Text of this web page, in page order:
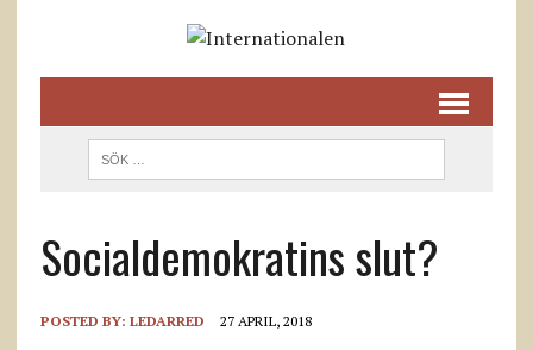
Socialdemokratins slut?
POSTED BY: LEDARRED 27 APRIL, 2018